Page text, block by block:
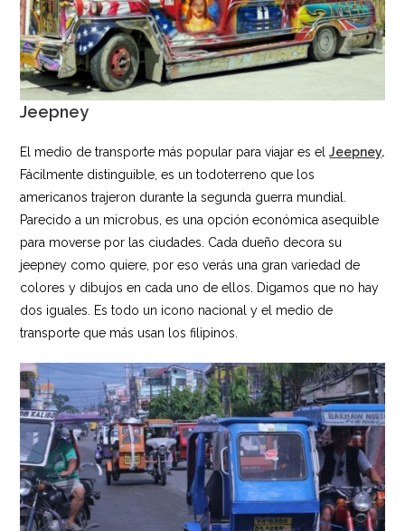
Jeepney
El medio de transporte más popular para viajar es elJeepney.
Fácilmente distinguible, es un todoterreno que los
americanos trajeron durante la segunda guerra mundial.
Parecido a un microbus, es una opción económica asequible
para moverse por las ciudades. Cada dueño decora su
jeepney como quiere, por eso verás una gran variedad de
colores y dibujos en cada uno de ellos. Digamos que no hay
dos iguales. Es todo un icono nacional y el medio de
transporte que más usan los filipinos.